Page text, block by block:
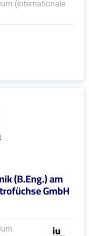
(Internationale
(B.Eng.) am
GmbH